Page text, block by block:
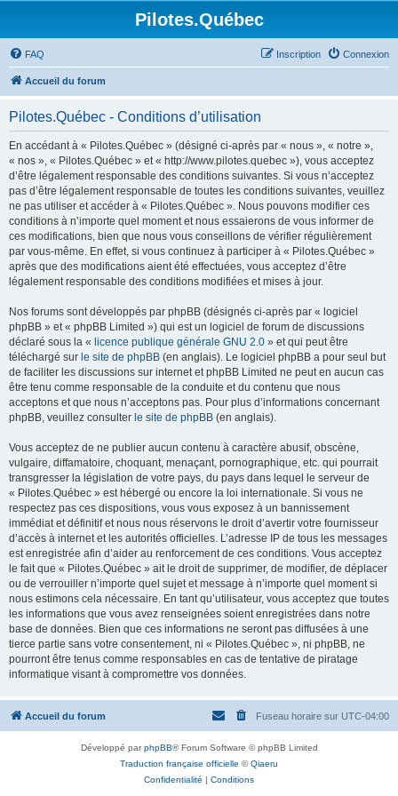
Pilotes.Québec
FAQ Connexion
Inscription
Accueil du forum
Pilotes.Québec - Conditions d’utilisation
En accédant à « Pilotes.Québec » (désigné ci-après par « nous », « notre »,
« nos », « Pilotes.Québec » et « http://www.pilotes.quebec »), vous acceptez
d’être légalement responsable des conditions suivantes. Si vous n’acceptez
pas d’être légalement responsable de toutes les conditions suivantes, veuillez
ne pas utiliser et accéder à « Pilotes.Québec ». Nous pouvons modifier ces
conditions à n’importe quel moment et nous essaierons de vous informer de
ces modifications, bien que nous vous conseillons de vérifier régulièrement
par vous-même. En effet, si vous continuez à participer à « Pilotes.Québec »
après que des modifications aient été effectuées, vous acceptez d’être
légalement responsable des conditions modifiées et mises à jour.
Nos forums sont développés par phpBB (désignés ci-après par « logiciel
phpBB » et « phpBB Limited ») qui est un logiciel de forum de discussions
déclaré sous la « licence publique générale GNU 2.0 » et qui peut être
téléchargé sur le site de phpBB (en anglais). Le logiciel phpBB a pour seul but
de faciliter les discussions sur internet et phpBB Limited ne peut en aucun cas
être tenu comme responsable de la conduite et du contenu que nous
acceptons et que nous n’acceptons pas. Pour plus d’informations concernant
phpBB, veuillez consulter le site de phpBB (en anglais).
Vous acceptez de ne publier aucun contenu à caractère abusif, obscène,
vulgaire, diffamatoire, choquant, menaçant, pornographique, etc. qui pourrait
transgresser la législation de votre pays, du pays dans lequel le serveur de
« Pilotes.Québec » est hébergé ou encore la loi internationale. Si vous ne
respectez pas ces dispositions, vous vous exposez à un bannissement
immédiat et définitif et nous nous réservons le droit d’avertir votre fournisseur
d’accès à internet et les autorités officielles. L’adresse IP de tous les messages
est enregistrée afin d’aider au renforcement de ces conditions. Vous acceptez
le fait que « Pilotes.Québec » ait le droit de supprimer, de modifier, de déplacer
ou de verrouiller n’importe quel sujet et message à n’importe quel moment si
nous estimons cela nécessaire. En tant qu’utilisateur, vous acceptez que toutes
les informations que vous avez renseignées soient enregistrées dans notre
base de données. Bien que ces informations ne seront pas diffusées à une
tierce partie sans votre consentement, ni « Pilotes.Québec », ni phpBB, ne
pourront être tenus comme responsables en cas de tentative de piratage
informatique visant à compromettre vos données.
Accueil du forum Fuseau horaire sur UTC-04:00
Développé parphpBB® Forum Software © phpBB Limited
Traduction française officielle ©Qiaeru
Confidentialité | Conditions